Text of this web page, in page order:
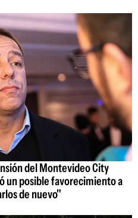
del Montevideo City
un posible favorecimiento a
de nuevo"